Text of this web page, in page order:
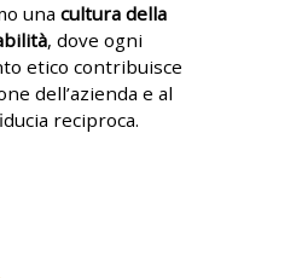
una cultura della
, dove ogni
etico contribuisce
dell’azienda e al
reciproca.